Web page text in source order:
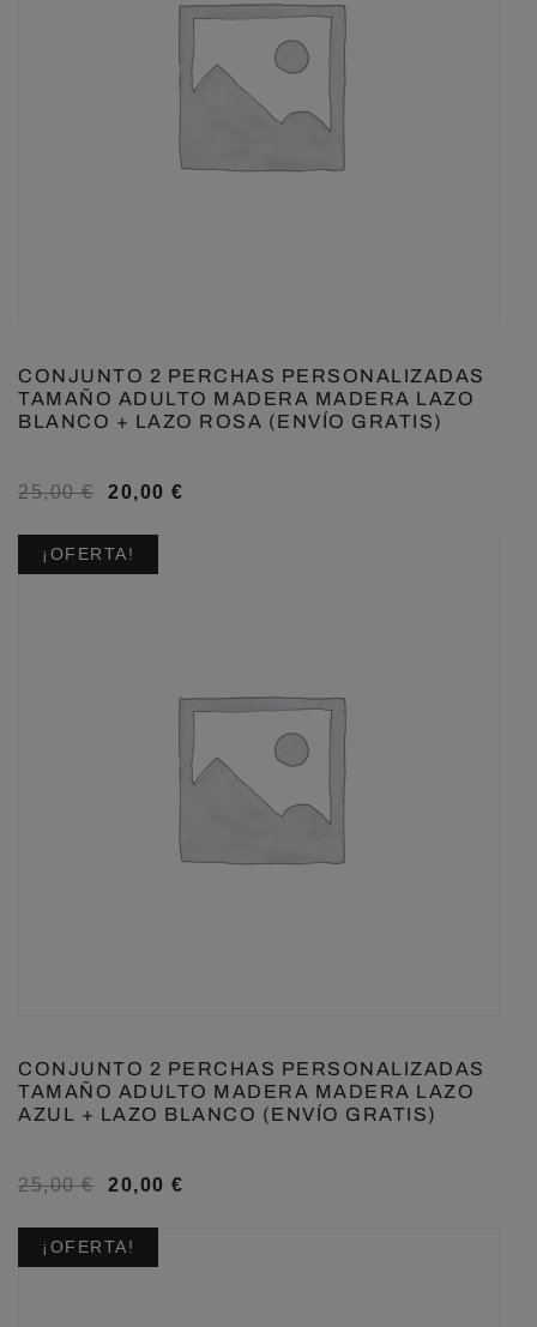
CONJUNTO 2 PERCHAS PERSONALIZADAS
TAMAÑO ADULTO MADERA MADERA LAZO
BLANCO + LAZO ROSA (ENVÍO GRATIS)
25,00€ 20,00 €
¡OFERTA!
CONJUNTO 2 PERCHAS PERSONALIZADAS
TAMAÑO ADULTO MADERA MADERA LAZO
AZUL + LAZO BLANCO (ENVÍO GRATIS)
25,00€ 20,00 €
¡OFERTA!